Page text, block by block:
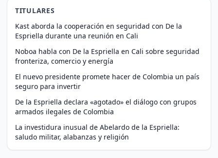
TITULARES
Kast aborda la cooperación en seguridad con De la
Espriella durante una reunión en Cali
Noboa habla con De la Espriella en Cali sobre seguridad
fronteriza, comercio y energía
El nuevo presidente promete hacer de Colombia un país
seguro para invertir
De la Espriella declara «agotado» el diálogo con grupos
armados ilegales de Colombia
La investidura inusual de Abelardo de la Espriella:
saludo militar, alabanzas y religión